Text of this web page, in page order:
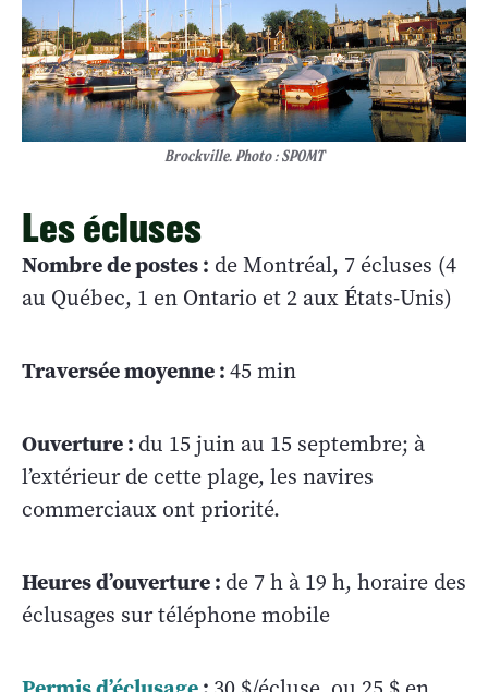
Brockville. Photo : SPOMT
Les écluses
Nombre de postes : de Montréal, 7 écluses (4
au Québec, 1 en Ontario et 2 aux États-Unis)
Traversée moyenne :45 min
Ouverture : du 15 juin au 15 septembre; à
l’extérieur de cette plage, les navires
commerciaux ont priorité.
Heures d’ouverture : de 7 h à 19 h, horaire des
éclusages sur téléphone mobile